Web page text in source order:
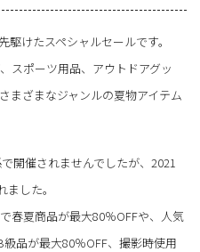
駆けたスペシャルセールです。
スポーツ用品、アウトドアグッ
まざまなジャンルの夏物アイテム
開催されませんでしたが、2021
した。
春夏商品が最大80％OFFや、人気
品が最大80％OFF、撮影時使用